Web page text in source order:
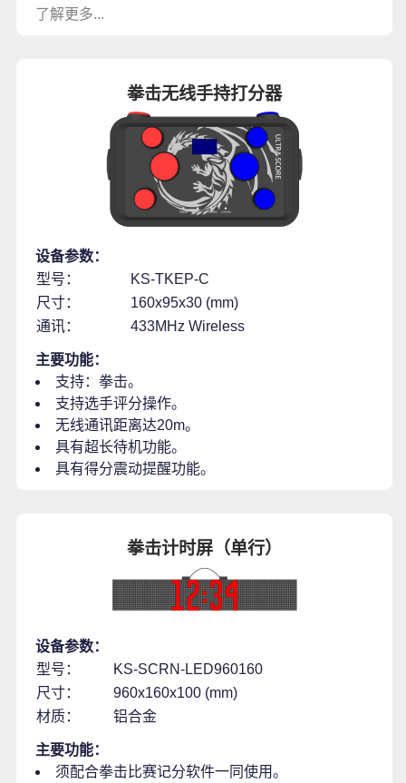
了解更多...
拳击无线手持打分器
设备参数：
型号：
KS-TKEP-C
尺寸：
160x95x30 (mm)
通讯：
433MHz Wireless
主要功能：
支持：拳击。
支持选手评分操作。
无线通讯距离达20m。
具有超长待机功能。
具有得分震动提醒功能。
拳击计时屏（单行）
设备参数：
型号：
KS-SCRN-LED960160
尺寸：
960x160x100 (mm)
材质：
铝合金
主要功能：
须配合拳击比赛记分软件一同使用。